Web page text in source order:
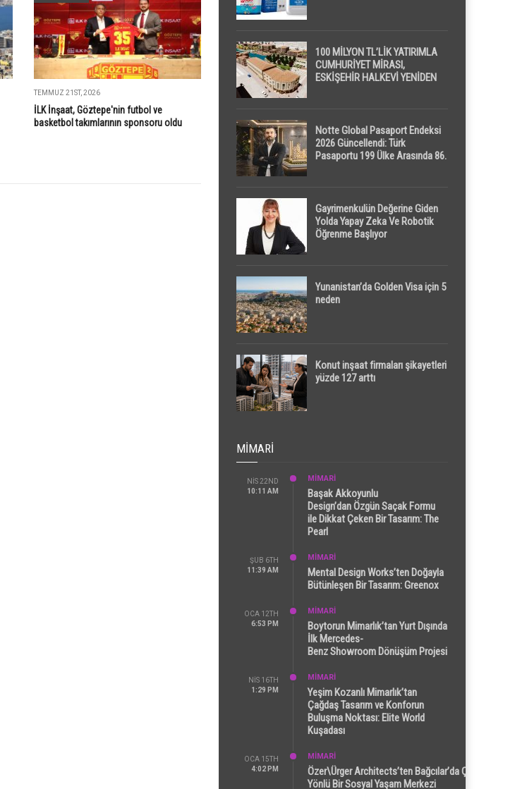
TEMMUZ 21ST, 2026
İLK İnşaat, Göztepe'nin futbol ve
basketbol takımlarının sponsoru oldu
100 MİLYON TL’LİK YATIRIMLA
CUMHURİYET MİRASI,
ESKİŞEHİR HALKEVİ YENİDEN
Notte Global Pasaport Endeksi
2026 Güncellendi: Türk
Pasaportu 199 Ülke Arasında 86.
Gayrimenkulün Değerine Giden
Yolda Yapay Zeka Ve Robotik
Öğrenme Başlıyor
Yunanistan’da Golden Visa için 5
neden
Konut inşaat firmaları şikayetleri
yüzde 127 arttı
MIMARI
NIS 22ND
10:11 AM
MİMARİ
Başak Akkoyunlu
Design’dan Özgün Saçak Formu
ile Dikkat Çeken Bir Tasarım: The
Pearl
ŞUB 6TH
11:39 AM
MİMARİ
Mental Design Works’ten Doğayla
Bütünleşen Bir Tasarım: Greenox
OCA 12TH
6:53 PM
MİMARİ
Boytorun Mimarlık’tan Yurt Dışında
İlk Mercedes-
Benz Showroom Dönüşüm Projesi
NIS 16TH
1:29 PM
MİMARİ
Yeşim Kozanlı Mimarlık’tan
Çağdaş Tasarım ve Konforun
Buluşma Noktası: Elite World
Kuşadası
OCA 15TH
4:02 PM
MİMARİ
Özer\Ürger Architects’ten Bağcılar’da Çok
Yönlü Bir Sosyal Yaşam Merkezi